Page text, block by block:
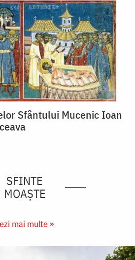
Sfântului Mucenic Ioan
SFINTE
MOAȘTE
mai multe »